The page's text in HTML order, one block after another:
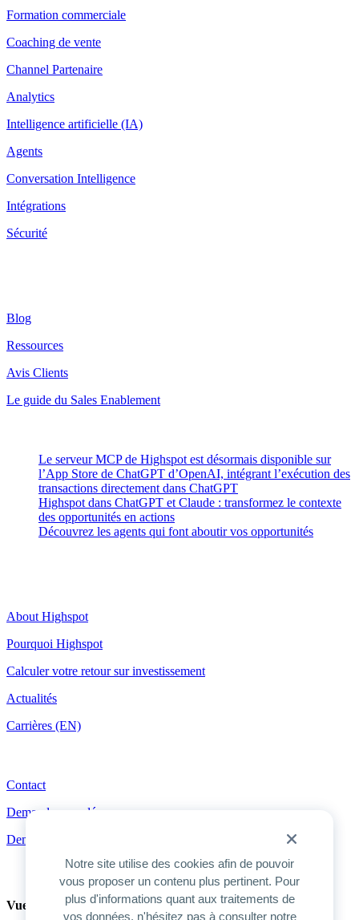
Notre site utilise des cookies afin de pouvoir
vous proposer un contenu plus pertinent. Pour
plus d'informations quant aux traitements de
vos données, n'hésitez pas à consulter notre
Formation commerciale
Coaching de vente
Channel Partenaire
Analytics
Intelligence artificielle (IA)
Agents
Conversation Intelligence
Intégrations
Sécurité
Blog
Ressources
Avis Clients
Le guide du Sales Enablement
Le serveur MCP de Highspot est désormais disponible sur
l’App Store de ChatGPT d’OpenAI, intégrant l’exécution des
transactions directement dans ChatGPT
Highspot dans ChatGPT et Claude : transformez le contexte
des opportunités en actions
Découvrez les agents qui font aboutir vos opportunités
About Highspot
Pourquoi Highspot
Calculer votre retour sur investissement
Actualités
Carrières (EN)
Contact
Demander une démo
Demander les tarifs
Vue d’ensemble du produit